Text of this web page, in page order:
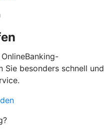
Sie besonders schnell und